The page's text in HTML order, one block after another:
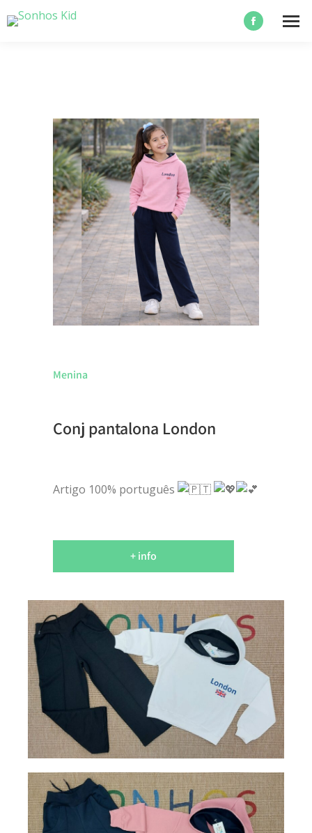
Menina
Conj pantalona London
Artigo 100% português
+ info